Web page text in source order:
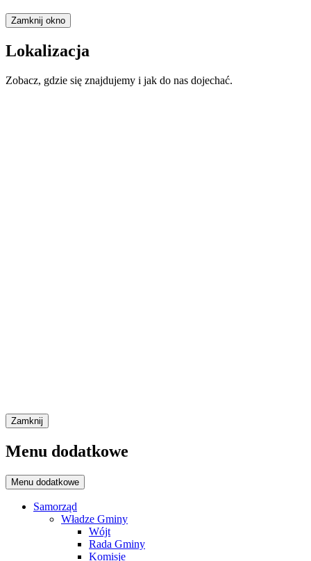
Zamknij okno
Lokalizacja
Zobacz, gdzie się znajdujemy i jak do nas dojechać.
Zamknij
Menu dodatkowe
Menu dodatkowe
Samorząd
Władze Gminy
Wójt
Rada Gminy
Komisje